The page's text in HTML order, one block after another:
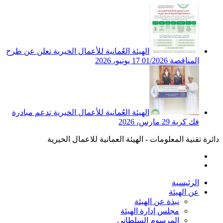
الهيئة العُمانية للأعمال الخيرية تعلن عن طرح
المناقصة 01/2026
17 يونيو، 2026
الهيئة العُمانية للأعمال الخيرية تدعم مبادرة
فك كربة 29 مارس، 2026
دائرة تقنية المعلومات - الهيئة العمانية للاعمال الخيرية
الرئيسية
عن الهيئة
نبذة عن الهيئة
مجلس إدارة الهيئة
المرسوم السلطاني